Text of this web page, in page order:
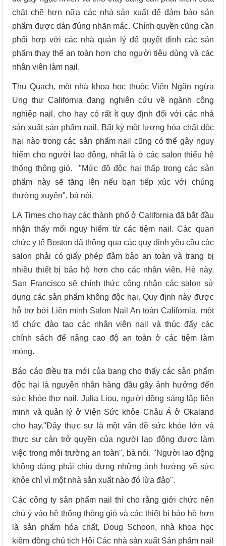
chặt chẽ hơn nữa các nhà sản xuất để đảm bảo sản
phẩm được dán đúng nhãn mác. Chính quyền cũng cần
phối hợp với các nhà quản lý để quyết định các sản
phẩm thay thế an toàn hơn cho người tiêu dùng và các
nhân viên làm nail.
Thu Quach, một nhà khoa học thuộc Viện Ngăn ngừa
Ung thư California đang nghiên cứu về ngành công
nghiệp nail, cho hay có rất ít quy định đối với các nhà
sản xuất sản phẩm nail. Bất kỳ một lượng hóa chất độc
hại nào trong các sản phẩm nail cũng có thể gây nguy
hiểm cho người lao động, nhất là ở các salon thiếu hệ
thống thông gió. "Mức độ độc hại thấp trong các sản
phẩm này sẽ tăng lên nếu bạn tiếp xúc với chúng
thường xuyên", bà nói.
LA Times cho hay các thành phố ở California đã bắt đầu
nhận thấy mối nguy hiểm từ các tiệm nail. Các quan
chức y tế Boston đã thông qua các quy định yêu cầu các
salon phải có giấy phép đảm bảo an toàn và trang bị
nhiều thiết bị bảo hộ hơn cho các nhân viên. Hè này,
San Francisco sẽ chính thức công nhận các salon sử
dụng các sản phẩm không độc hại. Quy định này được
hỗ trợ bởi Liên minh Salon Nail An toàn California, một
tổ chức đào tạo các nhân viên nail và thúc đẩy các
chính sách để nâng cao độ an toàn ở các tiệm làm
móng.
Báo cáo điều tra mới của bang cho thấy các sản phẩm
độc hại là nguyên nhân hàng đầu gây ảnh hưởng đến
sức khỏe thợ nail, Julia Liou, người đồng sáng lập liên
minh và quản lý ở Viện Sức khỏe Châu Á ở Okaland
cho hay."Đây thực sự là một vấn đề sức khỏe lớn và
thực sự cản trở quyền của người lao động được làm
việc trong môi trường an toàn", bà nói. "Người lao động
không đáng phải chịu đựng những ảnh hưởng về sức
khỏe chỉ vì một nhà sản xuất nào đó lừa đảo".
Các công ty sản phẩm nail thì cho rằng giới chức nên
chú ý vào hệ thống thông gió và các thiết bị bảo hộ hơn
là sản phẩm hóa chất, Doug Schoon, nhà khoa học
kiêm đồng chủ tịch Hội Các nhà sản xuất Sản phẩm nail